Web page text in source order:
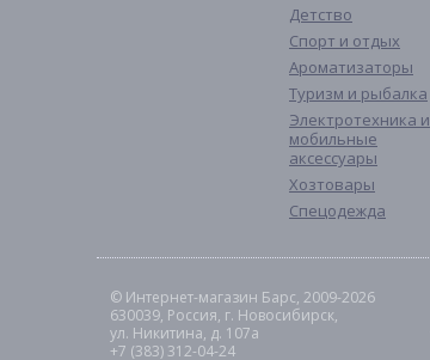
Детство
Спорт и отдых
Ароматизаторы
Туризм и рыбалка
Электротехника и
мобильные
аксессуары
Хозтовары
Спецодежда
© Интернет-магазин Барс, 2009-2026
630039, Россия, г. Новосибирск,
ул. Никитина, д. 107а
+7 (383) 312-04-24